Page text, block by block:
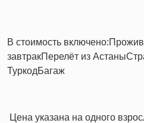
В стоимость включено:
завтракПерелёт из Астаны️
ТуркодБагаж
Цена указана на одного